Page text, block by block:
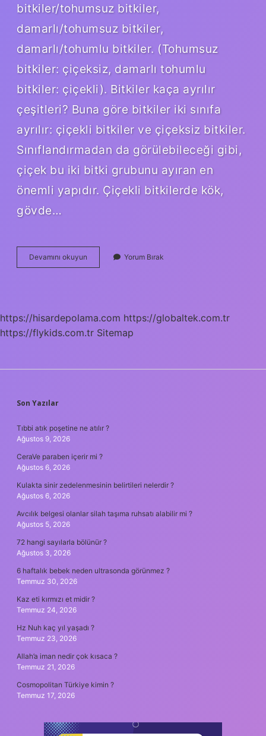
bitkiler/tohumsuz bitkiler,
damarlı/tohumsuz bitkiler,
damarlı/tohumlu bitkiler. (Tohumsuz
bitkiler: çiçeksiz, damarlı tohumlu
bitkiler: çiçekli). Bitkiler kaça ayrılır
çeşitleri? Buna göre bitkiler iki sınıfa
ayrılır: çiçekli bitkiler ve çiçeksiz bitkiler.
Sınıflandırmadan da görülebileceği gibi,
çiçek bu iki bitki grubunu ayıran en
önemli yapıdır. Çiçekli bitkilerde kök,
gövde…
Devamını okuyun
Sınıf
Yorum Bırak
https://hisardepolama.com https://globaltek.com.tr
https://flykids.com.tr Sitemap
SIDEBAR
Son Yazılar
Tıbbi atık poşetine ne atılır ?
Ağustos 9, 2026
CeraVe paraben içerir mi ?
Ağustos 6, 2026
Kulakta sinir zedelenmesinin belirtileri nelerdir ?
Ağustos 6, 2026
Avcılık belgesi olanlar silah taşıma ruhsatı alabilir mi ?
Ağustos 5, 2026
72 hangi sayılarla bölünür ?
Ağustos 3, 2026
6 haftalık bebek neden ultrasonda görünmez ?
Temmuz 30, 2026
Kaz eti kırmızı et midir ?
Temmuz 24, 2026
Hz Nuh kaç yıl yaşadı ?
Temmuz 23, 2026
Allah’a iman nedir çok kısaca ?
Temmuz 21, 2026
Cosmopolitan Türkiye kimin ?
Temmuz 17, 2026